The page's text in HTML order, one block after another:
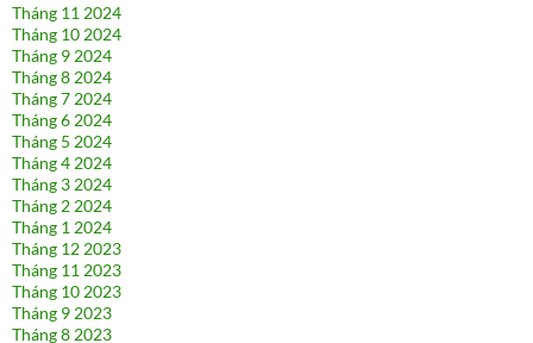
Tháng 11 2024
Tháng 10 2024
Tháng 9 2024
Tháng 8 2024
Tháng 7 2024
Tháng 6 2024
Tháng 5 2024
Tháng 4 2024
Tháng 3 2024
Tháng 2 2024
Tháng 1 2024
Tháng 12 2023
Tháng 11 2023
Tháng 10 2023
Tháng 9 2023
Tháng 8 2023